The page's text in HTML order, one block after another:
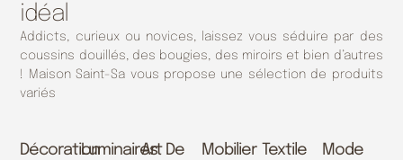
idéal
Addicts, curieux ou novices, laissez vous séduire par des
coussins douillés, des bougies, des miroirs et bien d’autres
!
Maison Saint-Sa vous propose une sélection de produits
variés
DécorationLuminairesArt De
Mobilier Textile Mode